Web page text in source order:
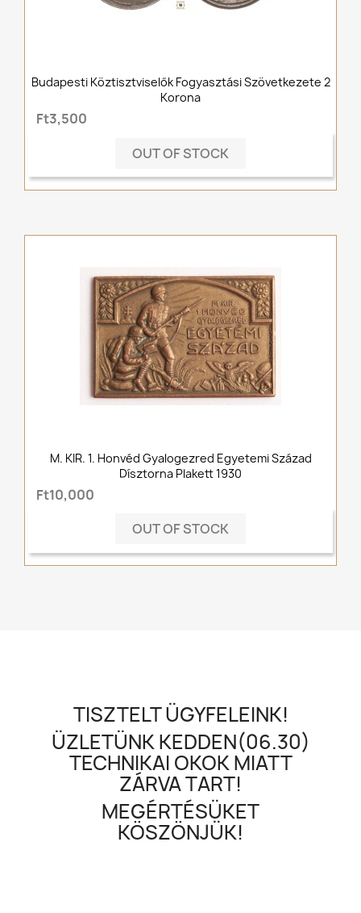
Budapesti Köztisztviselők Fogyasztási Szövetkezete 2
Korona
Ft3,500
OUT OF STOCK
M. KIR. 1. Honvéd Gyalogezred Egyetemi Század
Dísztorna Plakett 1930
Ft10,000
OUT OF STOCK
TISZTELT ÜGYFELEINK!
ÜZLETÜNK KEDDEN(06.30)
TECHNIKAI OKOK MIATT
ZÁRVA TART!
MEGÉRTÉSÜKET
KÖSZÖNJÜK!